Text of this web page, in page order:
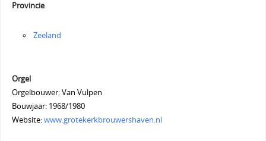
Provincie
Zeeland
Orgel
Orgelbouwer: Van Vulpen
Bouwjaar: 1968/1980
Website:www.grotekerkbrouwershaven.nl